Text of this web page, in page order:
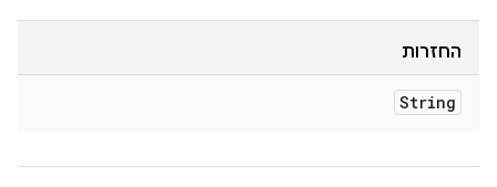
החזרות
String